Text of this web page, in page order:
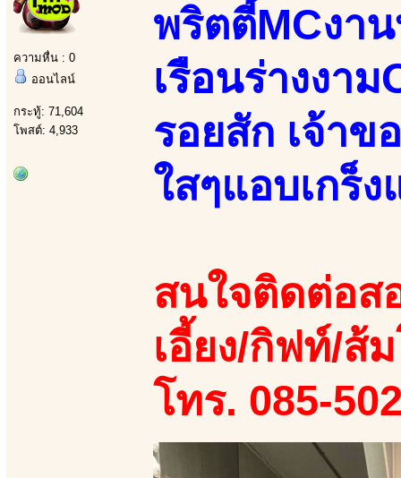
ความหื่น : 0
ออนไลน์
กระทู้: 71,604
โพสต์: 4,933
พริตตี้MCงา
เรือนร่างงา
รอยสัก เจ้าข
ใสๆแอบเกร็
สนใจติดต่อส
เอี้ยง/กิฟท์/ส้
โทร. 085-